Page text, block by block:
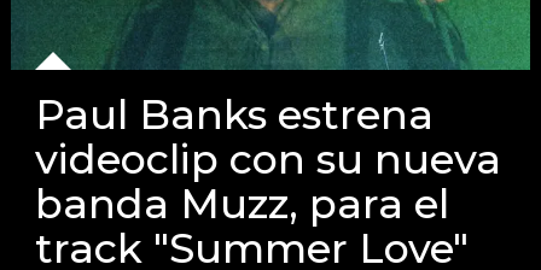
Paul Banks estrena
videoclip con su nueva
banda Muzz, para el
track "Summer Love"